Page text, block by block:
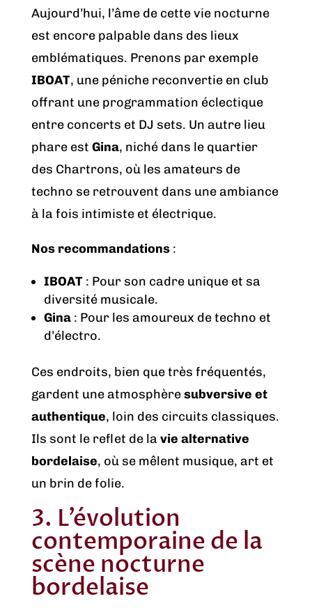
Aujourd’hui, l’âme de cette vie nocturne
est encore palpable dans des lieux
emblématiques. Prenons par exemple
IBOAT, une péniche reconvertie en club
offrant une programmation éclectique
entre concerts et DJ sets. Un autre lieu
phare est Gina, niché dans le quartier
des Chartrons, où les amateurs de
techno se retrouvent dans une ambiance
à la fois intimiste et électrique.
Nos recommandations:
IBOAT: Pour son cadre unique et sa
diversité musicale.
Gina: Pour les amoureux de techno et
d’électro.
Ces endroits, bien que très fréquentés,
gardent une atmosphèresubversive et
authentique, loin des circuits classiques.
Ils sont le reflet de la vie alternative
bordelaise, où se mêlent musique, art et
un brin de folie.
3. L’évolution
contemporaine de la
scène nocturne
bordelaise